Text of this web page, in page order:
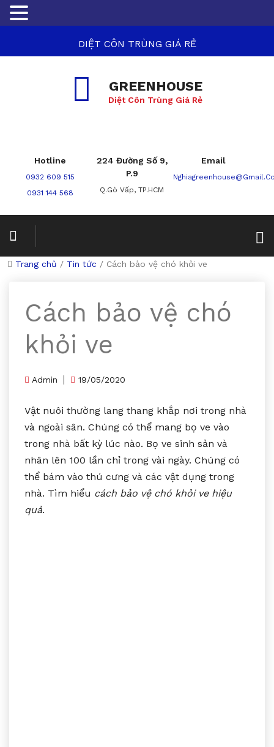
DIỆT CÔN TRÙNG GIÁ RẺ
GREENHOUSE
Diệt Côn Trùng Giá Rẻ
Hotline
0932 609 515
0931 144 568
224 Đường Số 9,
P.9
Q.Gò Vấp, TP.HCM
Email
Trang chủ / Tin tức / Cách bảo vệ chó khỏi ve
Cách bảo vệ chó
khỏi ve
Admin 19/05/2020
Vật nuôi thường lang thang khắp nơi trong nhà
và ngoài sân. Chúng có thể mang bọ ve vào
trong nhà bất kỳ lúc nào. Bọ ve sinh sản và
nhân lên 100 lần chỉ trong vài ngày. Chúng có
thể bám vào thú cưng và các vật dụng trong
nhà. Tìm hiểu cách bảo vệ chó khỏi ve hiệu
quả.